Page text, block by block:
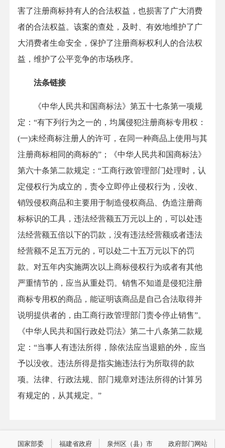
害了注册商标持有人的合法权益，也损害了广大消费
者的合法权益。该案的查处，及时、有效地维护了广
大消费者生命安全，保护了注册商标权利人的合法权
益，维护了公平竞争的市场秩序。
法条链接
《中华人民共和国商标法》第五十七条第一项规
定：“有下列行为之一的，均属侵犯注册商标专用权：
(一)未经商标注册人的许可，在同一种商品上使用与其
注册商标相同的商标的”；《中华人民共和国商标法》
第六十条第二款规定：“工商行政管理部门处理时，认
定侵权行为成立的，责令立即停止侵权行为，没收、
销毁侵权商品和主要用于制造侵权商品、伪造注册商
标标识的工具，违法经营额五万元以上的，可以处违
法经营额五倍以下的罚款，没有违法经营额或者违法
经营额不足五万元的，可以处二十五万元以下的罚
款。对五年内实施两次以上商标侵权行为或者有其他
严重情节的，应当从重处罚。销售不知道是侵犯注册
商标专用权的商品，能证明该商品是自己合法取得并
说明提供者的，由工商行政管理部门责令停止销售”。
《中华人民共和国行政处罚法》第二十八条第二款规
定：“当事人有违法所得，除依法应当退赔的外，应当
予以没收。违法所得是指实施违法行为所取得的款
项。法律、行政法规、部门规章对违法所得的计算另
有规定的，从其规定。”
国家部委 福建省政府 泉州区（县）市 政府部门网站